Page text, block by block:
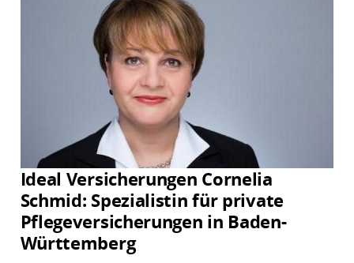
Ideal Versicherungen Cornelia
Schmid: Spezialistin für private
Pflegeversicherungen in Baden-
Württemberg